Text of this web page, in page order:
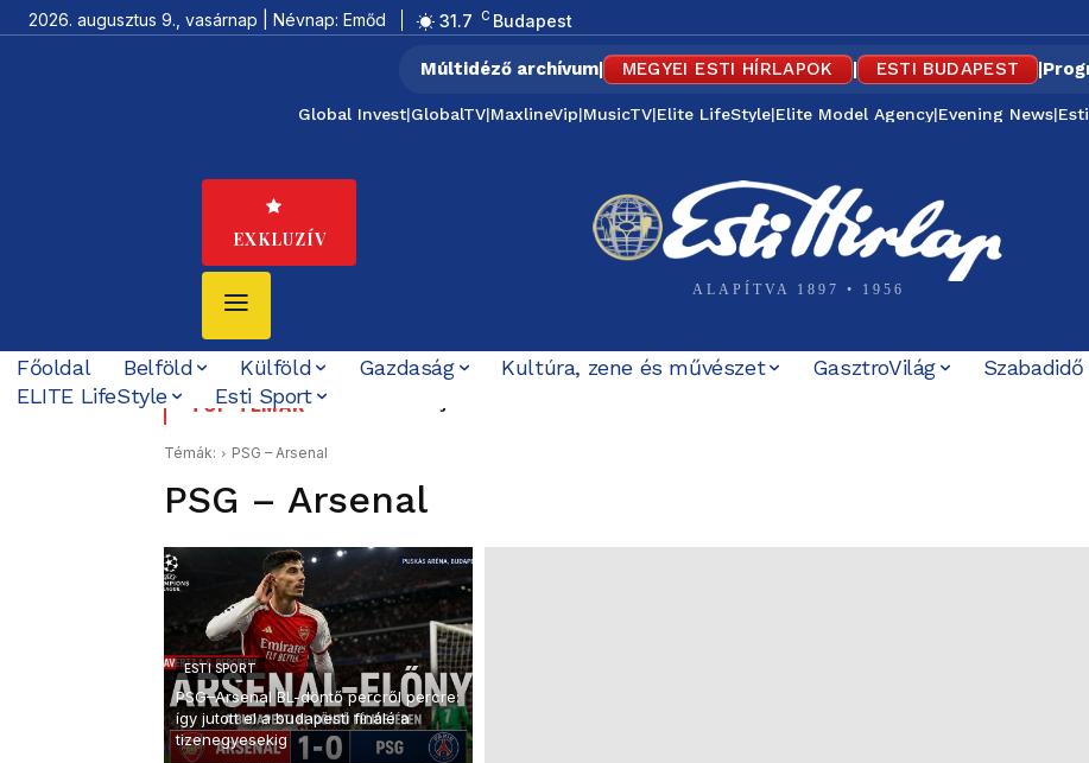
2026. augusztus 9., vasárnap | Névnap: Emőd 31.7 C Budapest
Múltidéző archívum| MEGYEI ESTI HÍRLAPOK | ESTI BUDAPEST |
Global Invest|GlobalTV|MaxlineVip|MusicTV|Elite LifeStyle|Elite Model Agency|Evening News|
EXKLUZÍV
ALAPÍTVA 1897 • 1956
Főoldal Belföld Külföld Gazdaság Kultúra, zene és művészet GasztroVilág Szabadidő
ELITE LifeStyle
Esti Sport
TOP TÉMÁKKilenc halottja van a thaiföldi iskolai lövöldözésnek
Témák: PSG – Arsenal
PSG – Arsenal
ESTI SPORT
PSG–Arsenal BL-döntő percről percre:
így jutott el a budapesti finálé a
tizenegyesekig